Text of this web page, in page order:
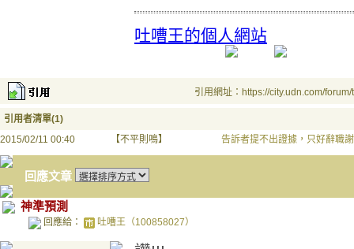
吐嘈王的個人網站
引用網址：https://city.udn.com/
引用者清單(1)
2015/02/11 00:40
【不平則鳴】 告訴者提不出證據，只好辭職
回應文章
神準預測
回應給： 吐嘈王（100858027）